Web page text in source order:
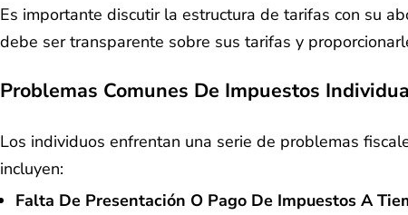
Es importante discutir la estructura de tarifas con su
debe ser transparente sobre sus tarifas y
Problemas Comunes De Impuestos
Los individuos enfrentan una serie de problemas
incluyen:
Falta De Presentación O Pago De Impuestos A